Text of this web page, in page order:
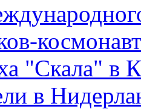
"Скала" в
в